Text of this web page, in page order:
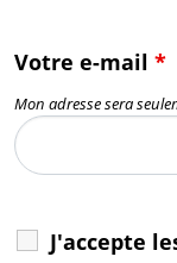
Votre e-mail *
Mon adresse sera
J'accepte